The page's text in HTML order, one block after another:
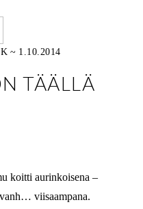
~ 1.10.2014
TÄÄLLÄ
koitti aurinkoisena –
viisaampana.